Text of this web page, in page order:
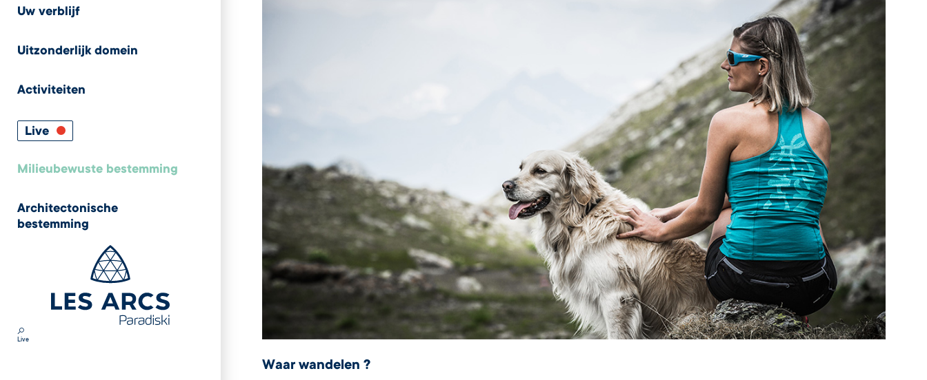
Uw verblijf
Uitzonderlijk domein
Activiteiten
Live
Milieubewuste bestemming
Architectonische
bestemming
Live
Waar wandelen ?